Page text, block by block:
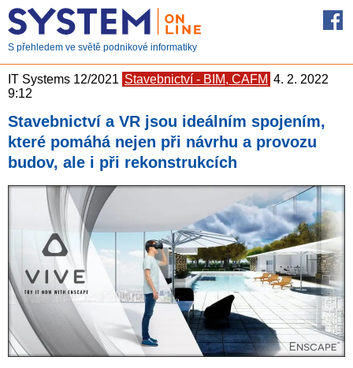
S přehledem ve světě podnikové informatiky
IT Systems 12/2021 Stavebnictví - BIM, CAFM 4. 2. 2022
9:12
Stavebnictví a VR jsou ideálním spojením,
které pomáhá nejen při návrhu a provozu
budov, ale i při rekonstrukcích